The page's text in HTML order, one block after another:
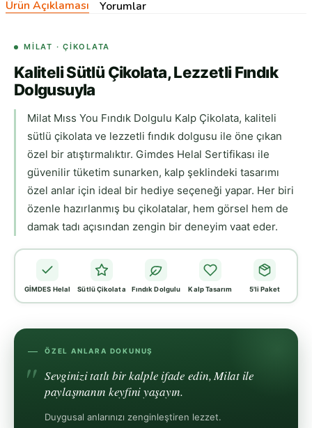
Ürün Açıklaması Yorumlar
MİLAT · ÇIKOLATA
Kaliteli Sütlü Çikolata, Lezzetli Fındık
Dolgusuyla
Milat Mıss You Fındık Dolgulu Kalp Çikolata, kaliteli
sütlü çikolata ve lezzetli fındık dolgusu ile öne çıkan
özel bir atıştırmalıktır. Gimdes Helal Sertifikası ile
güvenilir tüketim sunarken, kalp şeklindeki tasarımı
özel anlar için ideal bir hediye seçeneği yapar. Her biri
özenle hazırlanmış bu çikolatalar, hem görsel hem de
damak tadı açısından zengin bir deneyim vaat eder.
GİMDES Helal Sütlü Çikolata Fındık Dolgulu Kalp Tasarım 5'li Paket
ÖZEL ANLARA DOKUNUŞ
Sevginizi tatlı bir kalple ifade edin, Milat ile
paylaşmanın keyfini yaşayın.
Duygusal anlarınızı zenginleştiren lezzet.